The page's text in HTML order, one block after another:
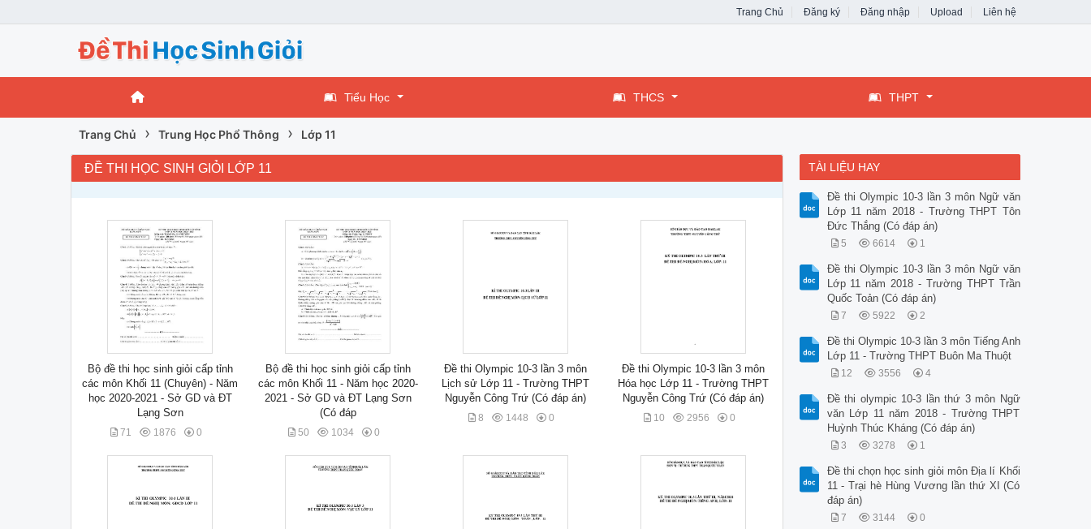
Trang Chủ Đăng ký Đăng nhập Upload Liên hệ
Tiểu Học THCS THPT
Trang Chủ › Trung Học Phổ Thông › Lớp 11
ĐỀ THI HỌC SINH GIỎI LỚP 11
Bộ đề thi học sinh giỏi cấp tỉnh
các môn Khối 11 (Chuyên) - Năm
học 2020-2021 - Sở GD và ĐT
Lạng Sơn
71 1876 0
Bộ đề thi học sinh giỏi cấp tỉnh
các môn Khối 11 - Năm học 2020-
2021 - Sở GD và ĐT Lạng Sơn
(Có đáp
50 1034 0
Đề thi Olympic 10-3 lần 3 môn
Lịch sử Lớp 11 - Trường THPT
Nguyễn Công Trứ (Có đáp án)
8 1448 0
Đề thi Olympic 10-3 lần 3 môn
Hóa học Lớp 11 - Trường THPT
Nguyễn Công Trứ (Có đáp án)
10 2956 0
TÀI LIỆU HAY
Đề thi Olympic 10-3 lần 3 môn Ngữ văn
Lớp 11 năm 2018 - Trường THPT Tôn
Đức Thắng (Có đáp án)
5 6614 1
Đề thi Olympic 10-3 lần 3 môn Ngữ văn
Lớp 11 năm 2018 - Trường THPT Trần
Quốc Toản (Có đáp án)
7 5922 2
Đề thi Olympic 10-3 lần 3 môn Tiếng Anh
Lớp 11 - Trường THPT Buôn Ma Thuột
12 3556 4
Đề thi olympic 10-3 lần thứ 3 môn Ngữ
văn Lớp 11 năm 2018 - Trường THPT
Huỳnh Thúc Kháng (Có đáp án)
3 3278 1
Đề thi chọn học sinh giỏi môn Địa lí Khối
11 - Trại hè Hùng Vương lần thứ XI (Có
đáp án)
7 3144 0